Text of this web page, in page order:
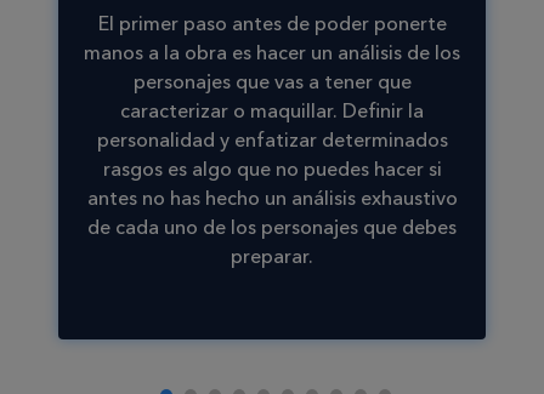
El primer paso antes de poder ponerte
manos a la obra es hacer un análisis de los
personajes que vas a tener que
caracterizar o maquillar. Definir la
personalidad y enfatizar determinados
rasgos es algo que no puedes hacer si
antes no has hecho un análisis exhaustivo
de cada uno de los personajes que debes
preparar.